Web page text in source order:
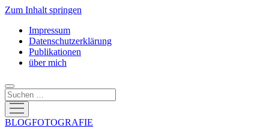
Zum Inhalt springen
Impressum
Datenschutzerklärung
Publikationen
über mich
Suchen
Menü
öffnen
BLOGFOTOGRAFIE